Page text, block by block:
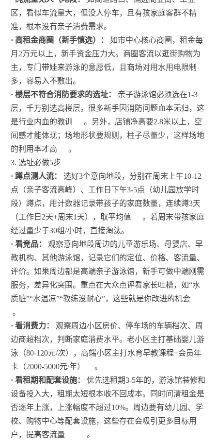
区，看似车流量大，但没人停车，且有孩家庭客群不精
准，根本没有亲子消费需求。
· 高租金商圈（新手慎选）：
如市中心核心商圈，租金每
月2万元以上，新手资金压力大。商圈客流以逛街购物为
主，专门带娃来游泳的意愿低，且商场对用水用电限制
多，容易入不敷出。
· 楼层不符合消防要求的选址：
亲子游泳馆必须选在1-3
层，千万别选高楼层。很多新手因消防问题血本无归，这
是行业内血的教训
。另外，店铺净高要2.8米以上，空
间感才能体现；场地形状要规则，柱子尽量少，这样场地
的利用率才高
。
3. 选址必做5步
· 蹲点测人流：
选好3个意向地段，分别在周末上午10-12
点（亲子客流高峰）、工作日下午3-5点（幼儿园放学时
段）蹲点，用计数器记录带孩子的家庭数量，连续蹲3天
（工作日2天+周末1天），取平均值
。若周末带孩家庭
经过量少于30组/小时，直接淘汰。
· 看竞品：
观察意向地段周边的儿童游乐场、母婴店、早
教机构、其他游泳馆，记录它们的定位、价格、客流量、
评价。如果周边都是高端亲子游泳馆，新手可做中端刚需
服务，差异化突围。重点在大众点评看家长吐槽，如“水
质脏”“水温凉”“教练没耐心”，这些就是你改进的机会
。
· 看消费力：
观察周边小区房价、停车场的车辆档次、周
边商超档次，判断家庭消费水平。老小区主打基础婴儿游
泳（80-120元/次），高端小区主打水育早教课程+会员年
卡（2000-5000元/年）
。
· 看租期和配套设施：
优先选租期3-5年的，游泳馆装修和
设备投入大，租期太短根本收不回成本。同时问清租金是
否逐年上涨，上涨幅度不超过10%。周边要有幼儿园、学
校、购物中心等配套设施，这些存在会吸引更多目标用
户，提高客流量
。